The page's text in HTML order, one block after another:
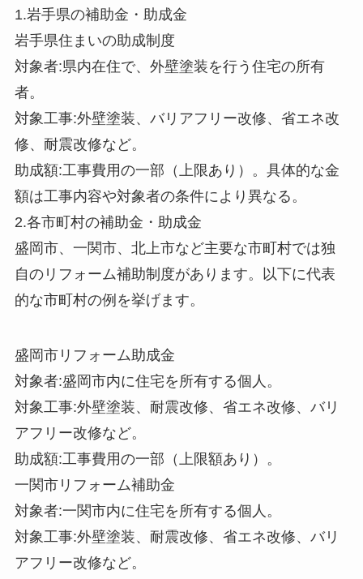
1.岩手県の補助金・助成金
岩手県住まいの助成制度
対象者:県内在住で、外壁塗装を行う住宅の所有
者。
対象工事:外壁塗装、バリアフリー改修、省エネ改
修、耐震改修など。
助成額:工事費用の一部（上限あり）。具体的な金
額は工事内容や対象者の条件により異なる。
2.各市町村の補助金・助成金
盛岡市、一関市、北上市など主要な市町村では独
自のリフォーム補助制度があります。以下に代表
的な市町村の例を挙げます。
盛岡市リフォーム助成金
対象者:盛岡市内に住宅を所有する個人。
対象工事:外壁塗装、耐震改修、省エネ改修、バリ
アフリー改修など。
助成額:工事費用の一部（上限額あり）。
一関市リフォーム補助金
対象者:一関市内に住宅を所有する個人。
対象工事:外壁塗装、耐震改修、省エネ改修、バリ
アフリー改修など。